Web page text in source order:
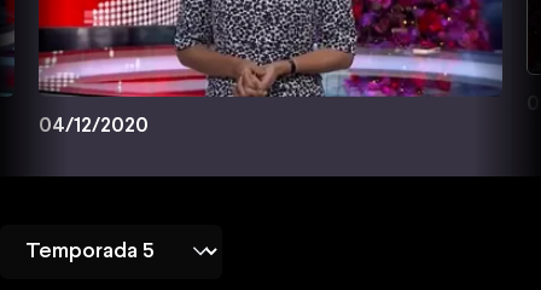
04/12/2020